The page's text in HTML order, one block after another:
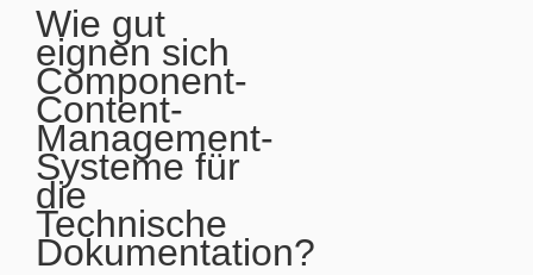
Wie gut
eignen sich
Component-
Content-
Management-
Systeme für
die
Technische
Dokumentation?